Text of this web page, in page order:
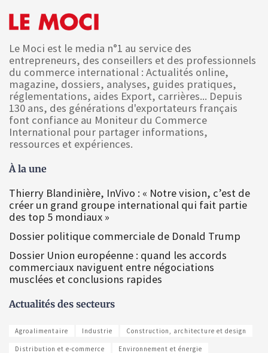
Le Moci est le media n°1 au service des
entrepreneurs, des conseillers et des professionnels
du commerce international : Actualités online,
magazine, dossiers, analyses, guides pratiques,
réglementations, aides Export, carrières... Depuis
130 ans, des générations d'exportateurs français
font confiance au Moniteur du Commerce
International pour partager informations,
ressources et expériences.
À la une
Thierry Blandinière, InVivo : « Notre vision, c’est de
créer un grand groupe international qui fait partie
des top 5 mondiaux »
Dossier politique commerciale de Donald Trump
Dossier Union européenne : quand les accords
commerciaux naviguent entre négociations
musclées et conclusions rapides
Actualités des secteurs
Agroalimentaire Industrie Construction, architecture et design
Distribution et e-commerce Environnement et énergie